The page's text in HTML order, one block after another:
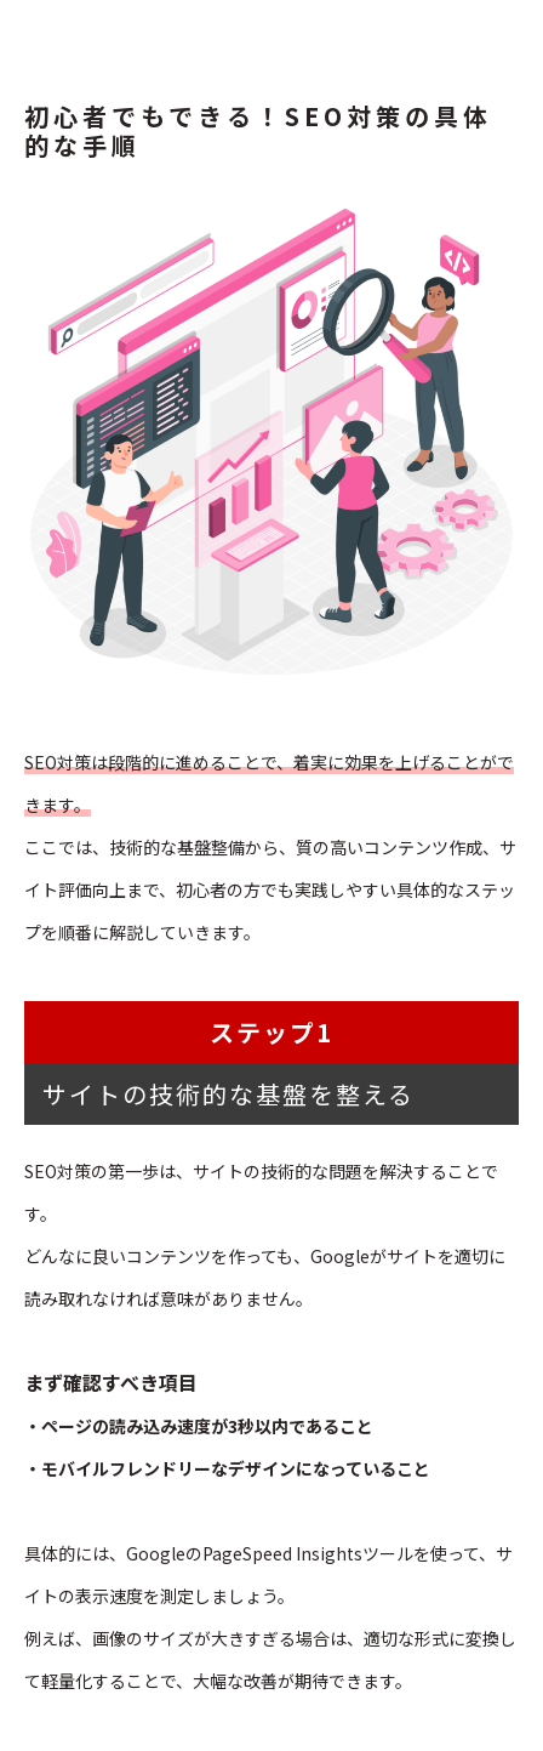
初心者でもできる！SEO対策の具体
的な手順
SEO対策は段階的に進めることで、着実に効果を上げることがで
きます。
ここでは、技術的な基盤整備から、質の高いコンテンツ作成、サ
イト評価向上まで、初心者の方でも実践しやすい具体的なステッ
プを順番に解説していきます。
ステップ1
サイトの技術的な基盤を整える
SEO対策の第一歩は、サイトの技術的な問題を解決することで
す。
どんなに良いコンテンツを作っても、Googleがサイトを適切に
読み取れなければ意味がありません。
まず確認すべき項目
・ページの読み込み速度が3秒以内であること
・モバイルフレンドリーなデザインになっていること
具体的には、GoogleのPageSpeed Insightsツールを使って、サ
イトの表示速度を測定しましょう。
例えば、画像のサイズが大きすぎる場合は、適切な形式に変換し
て軽量化することで、大幅な改善が期待できます。